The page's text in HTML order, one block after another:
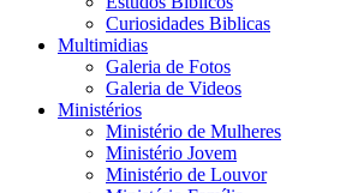
Curiosidades Biblicas
Multimidias
Galeria de Fotos
Galeria de Videos
Ministérios
Ministério de Mulheres
Ministério Jovem
Ministério de Louvor